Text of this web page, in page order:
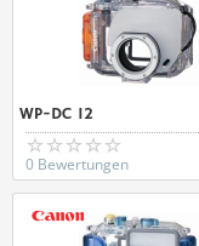
WP-DC 12
0 Bewertungen